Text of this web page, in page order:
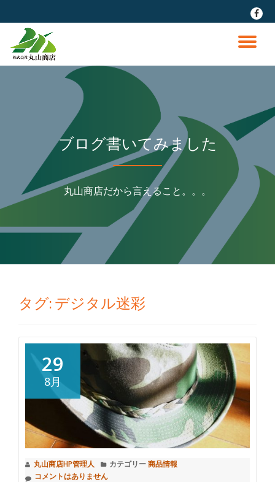
ン
fa-
ナ
ゲ
ー
シ
ョ
替
ブログ書いてみました
丸山商店だから言えること。。。
タグ: デジタル迷彩
29
8月
丸山商店HP管理人 カテゴリー商品情報
コメントはありません